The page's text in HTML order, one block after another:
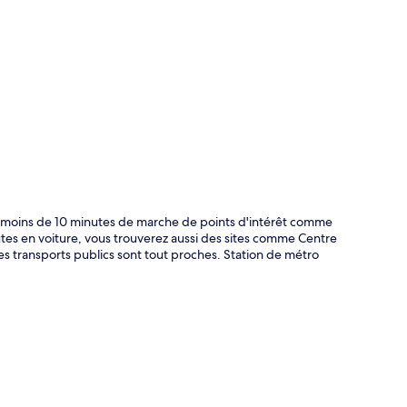
de 10 minutes de marche de points d'intérêt comme
en voiture, vous trouverez aussi des sites comme Centre
transports publics sont tout proches. Station de métro